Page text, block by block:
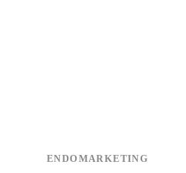
ENDOMARKETING